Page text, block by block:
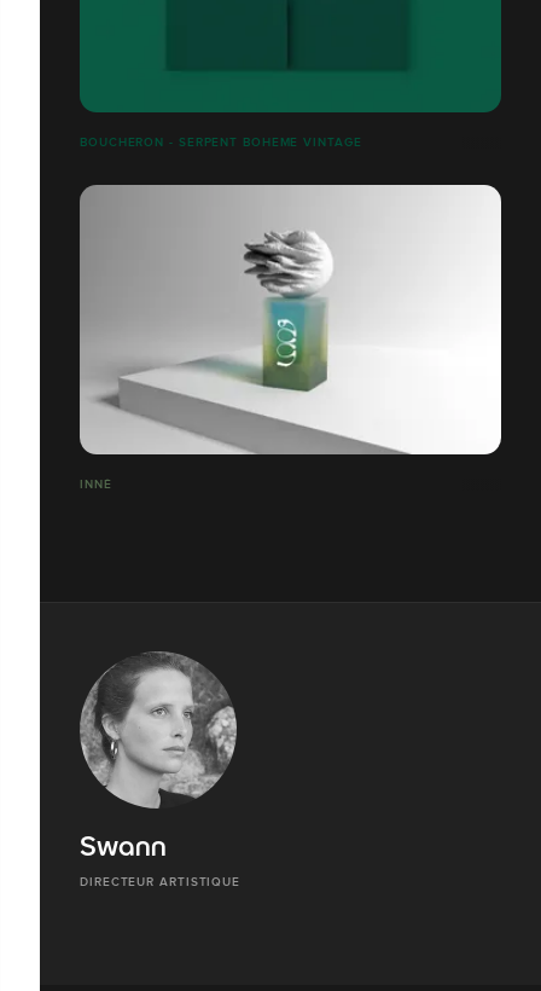
BOUCHERON - SERPENT BOHEME VINTAGE
INNÉ
Swann
DIRECTEUR ARTISTIQUE